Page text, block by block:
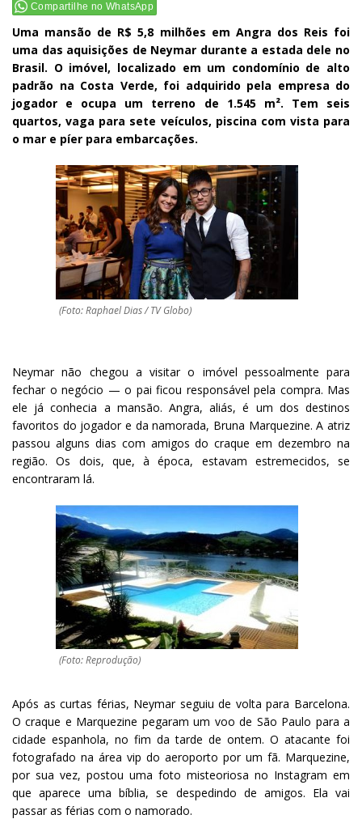
Compartilhe no WhatsApp
Uma mansão de R$ 5,8 milhões em Angra dos Reis foi
uma das aquisições de Neymar durante a estada dele no
Brasil. O imóvel, localizado em um condomínio de alto
padrão na Costa Verde, foi adquirido pela empresa do
jogador e ocupa um terreno de 1.545 m². Tem seis
quartos, vaga para sete veículos, piscina com vista para
o mar e píer para embarcações.
(Foto: Raphael Dias / TV Globo)
Neymar não chegou a visitar o imóvel pessoalmente para
fechar o negócio — o pai ficou responsável pela compra. Mas
ele já conhecia a mansão. Angra, aliás, é um dos destinos
favoritos do jogador e da namorada, Bruna Marquezine. A atriz
passou alguns dias com amigos do craque em dezembro na
região. Os dois, que, à época, estavam estremecidos, se
encontraram lá.
(Foto: Reprodução)
Após as curtas férias, Neymar seguiu de volta para Barcelona.
O craque e Marquezine pegaram um voo de São Paulo para a
cidade espanhola, no fim da tarde de ontem. O atacante foi
fotografado na área vip do aeroporto por um fã. Marquezine,
por sua vez, postou uma foto misteoriosa no Instagram em
que aparece uma bíblia, se despedindo de amigos. Ela vai
passar as férias com o namorado.